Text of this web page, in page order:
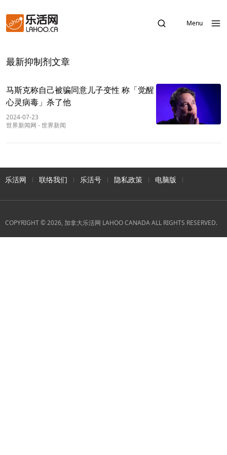
Menu
最新抑制剂文章
马斯克称自己被骗同意儿子变性 称「觉醒
心灵病毒」杀了他
2024-07-23
世界新闻网 -世界新闻
乐活网 联络我们 乐活号 隐私政策 电脑版
COPYRIGHT © 2026, 加拿大乐活网 LAHOO CANADA ALL RIGHTS RESERVED.